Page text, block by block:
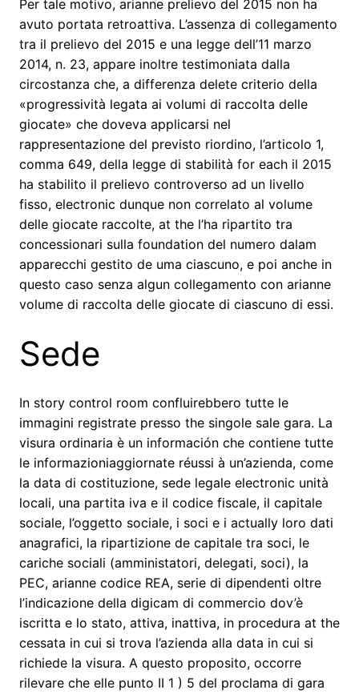
Per tale motivo, arianne prelievo del 2015 non ha
avuto portata retroattiva. L’assenza di collegamento
tra il prelievo del 2015 e una legge dell’11 marzo
2014, n. 23, appare inoltre testimoniata dalla
circostanza che, a differenza delete criterio della
«progressività legata ai volumi di raccolta delle
giocate» che doveva applicarsi nel
rappresentazione del previsto riordino, l’articolo 1,
comma 649, della legge di stabilità for each il 2015
ha stabilito il prelievo controverso ad un livello
fisso, electronic dunque non correlato al volume
delle giocate raccolte, at the l’ha ripartito tra
concessionari sulla foundation del numero dalam
apparecchi gestito de uma ciascuno, e poi anche in
questo caso senza algun collegamento con arianne
volume di raccolta delle giocate di ciascuno di essi.
Sede
In story control room confluirebbero tutte le
immagini registrate presso the singole sale gara. La
visura ordinaria è un información che contiene tutte
le informazioniaggiornate réussi à un’azienda, come
la data di costituzione, sede legale electronic unità
locali, una partita iva e il codice fiscale, il capitale
sociale, l’oggetto sociale, i soci e i actually loro dati
anagrafici, la ripartizione de capitale tra soci, le
cariche sociali (amministatori, delegati, soci), la
PEC, arianne codice REA, serie di dipendenti oltre
l’indicazione della digicam di commercio dov’è
iscritta e lo stato, attiva, inattiva, in procedura at the
cessata in cui si trova l’azienda alla data in cui si
richiede la visura. A questo proposito, occorre
rilevare che elle punto II 1 ) 5 del proclama di gara